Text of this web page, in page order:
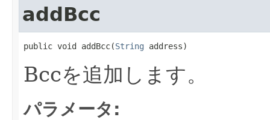
addBcc
public void addBcc(String address)
Bccを追加します。
パラメータ: